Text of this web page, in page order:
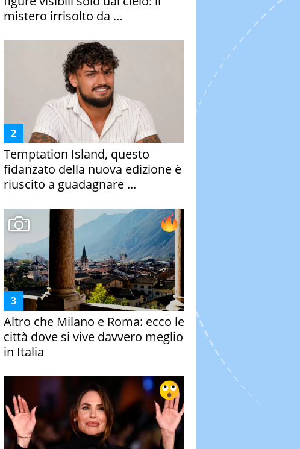
mistero irrisolto da ...
Temptation Island, questo
fidanzato della nuova edizione è
riuscito a guadagnare ...
Altro che Milano e Roma: ecco le
città dove si vive davvero meglio
in Italia